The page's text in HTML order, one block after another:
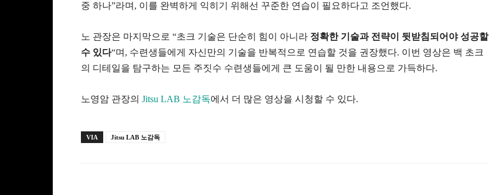
중 하나”라며, 이를 완벽하게 익히기 위해선 꾸준한 연습이 필요하다고 조언했다.
노 관장은 마지막으로 “초크 기술은 단순히 힘이 아니라 정확한 기술과 전략이 뒷받침되어야 성공할
수 있다“며, 수련생들에게 자신만의 기술을 반복적으로 연습할 것을 권장했다. 이번 영상은 백 초크
의 디테일을 탐구하는 모든 주짓수 수련생들에게 큰 도움이 될 만한 내용으로 가득하다.
노영암 관장의 Jitsu LAB 노감독에서 더 많은 영상을 시청할 수 있다.
VIA Jitsu LAB 노감독